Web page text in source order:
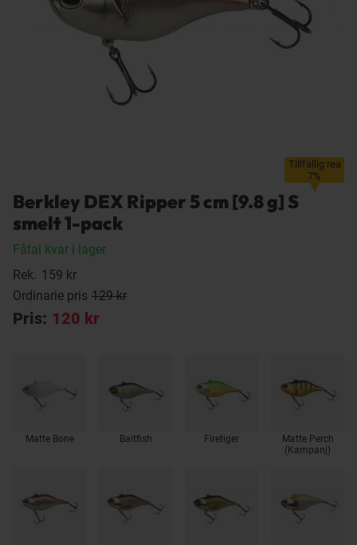
Tillfällig rea
7%
Berkley DEX Ripper 5 cm [9.8 g] S
smelt 1-pack
Fåtal kvar i lager
Rek. 159 kr
Ordinarie pris 129 kr
Pris: 120 kr
Matte Bone Baitfish Firetiger
Matte Perch
(Kampanj)